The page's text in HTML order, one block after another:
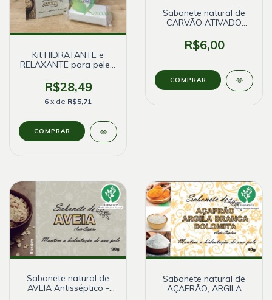
Kit HIDRATANTE e
RELAXANTE para pele -
Lavanda
R$28,49
6 x de R$5,71
Sabonete natural de
CARVÃO ATIVADO
R$6,00
Sabonete natural de
AVEIA Antisséptico -
Sabonete natural de
AÇAFRÃO, ARGILA